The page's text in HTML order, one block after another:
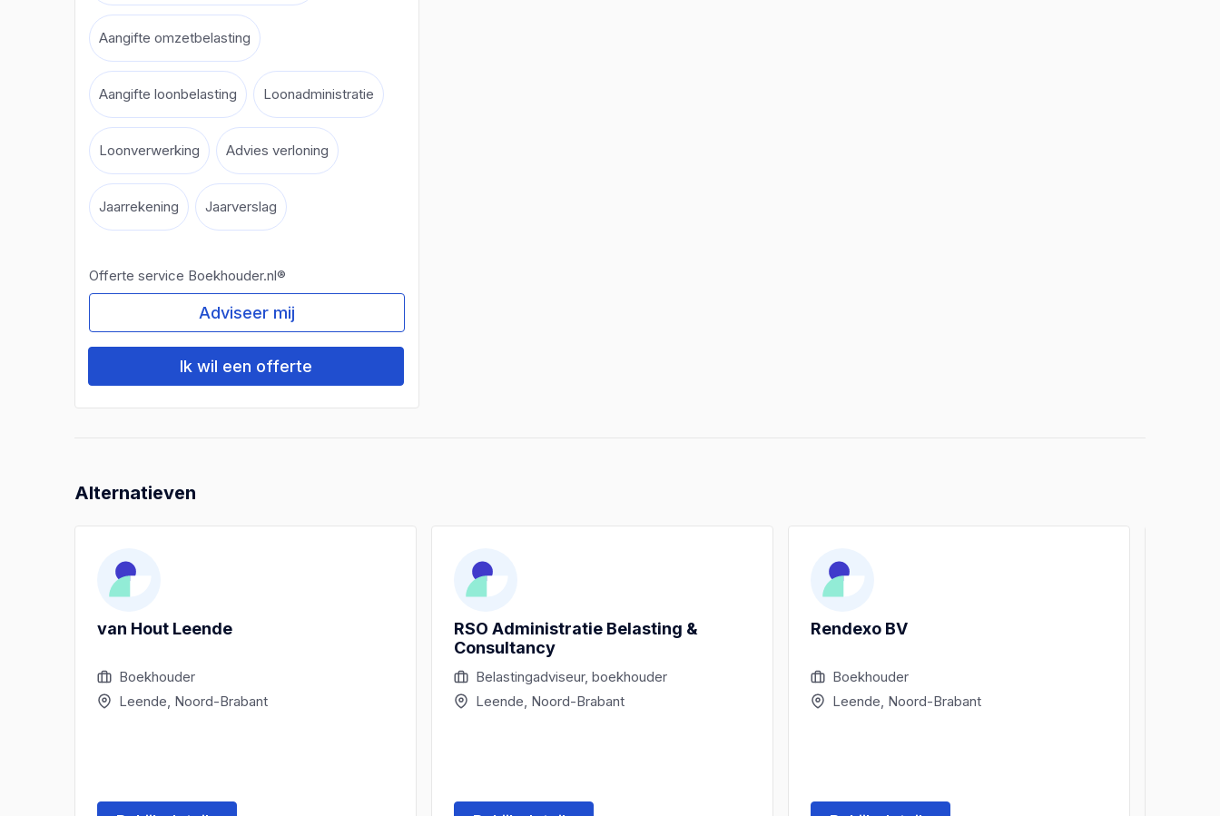
Aangifte omzetbelasting
Aangifte loonbelasting Loonadministratie
Loonverwerking Advies verloning
Jaarrekening Jaarverslag
Offerte service Boekhouder.nl®
Adviseer mij
Ik wil een offerte
Alternatieven
van Hout Leende
Boekhouder
Leende, Noord-Brabant
RSO Administratie Belasting &
Consultancy
Belastingadviseur, boekhouder
Leende, Noord-Brabant
Rendexo BV
Boekhouder
Leende, Noord-Brabant